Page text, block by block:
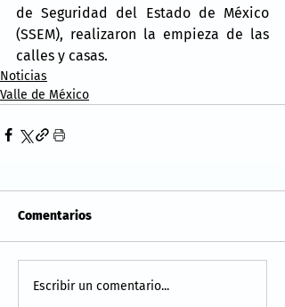
de Seguridad del Estado de México
(SSEM), realizaron la empieza de las
calles y casas.
Noticias
Valle de México
Comentarios
Escribir un comentario...